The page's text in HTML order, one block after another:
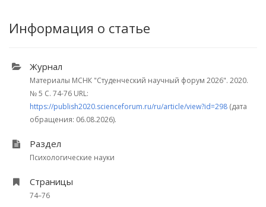
Информация о статье
Журнал
Материалы МСНК "Студенческий научный форум 2026". 2020.
№ 5 С. 74-76 URL:
https://publish2020.scienceforum.ru/ru/article/view?id=298 (дата
обращения: 06.08.2026).
Раздел
Психологические науки
Страницы
74–76